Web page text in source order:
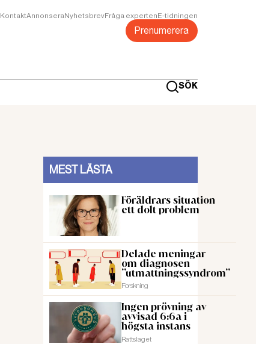
KontaktAnnonseraNyhetsbrevFråga expertenE-tidningen
Prenumerera
SÖK
MEST LÄSTA
Föräldrars situation
ett dolt problem
Delade meningar
om diagnosen
”utmattningssyndrom”
Forskning
Ingen prövning av
avvisad 6:6a i
högsta instans
Rattslaget